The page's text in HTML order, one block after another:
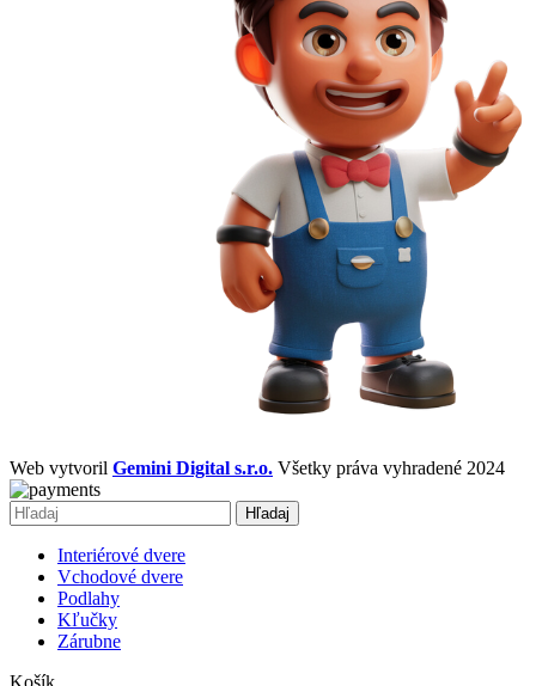
Web vytvoril Gemini Digital s.r.o. Všetky práva vyhradené 2024
Hľadaj
Interiérové dvere
Vchodové dvere
Podlahy
Kľučky
Zárubne